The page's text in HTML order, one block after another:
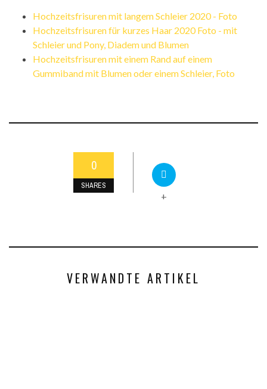
Hochzeitsfrisuren mit langem Schleier 2020 - Foto
Hochzeitsfrisuren für kurzes Haar 2020 Foto - mit
Schleier und Pony, Diadem und Blumen
Hochzeitsfrisuren mit einem Rand auf einem
Gummiband mit Blumen oder einem Schleier, Foto
0
SHARES
+
VERWANDTE ARTIKEL